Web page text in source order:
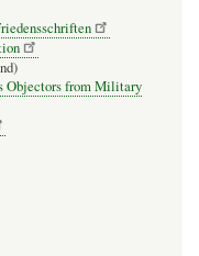
Objectors from Military